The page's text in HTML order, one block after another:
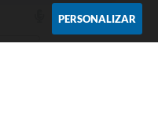
PERSONALIZAR